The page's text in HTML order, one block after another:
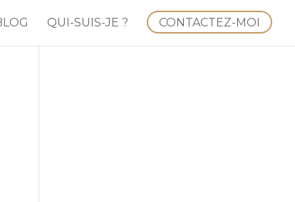
QUI-SUIS-JE ? CONTACTEZ-MOI